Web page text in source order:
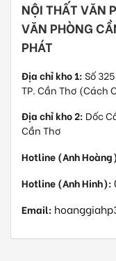
NỘI THẤT VĂN
VĂN PHÒNG
PHÁT
Địa chỉ kho 1:Số
TP. Cần Thơ (Cách
Địa chỉ kho 2: Dốc
Cần Thơ
Hotline (Anh
Hotline (Anh Hinh):
Email: